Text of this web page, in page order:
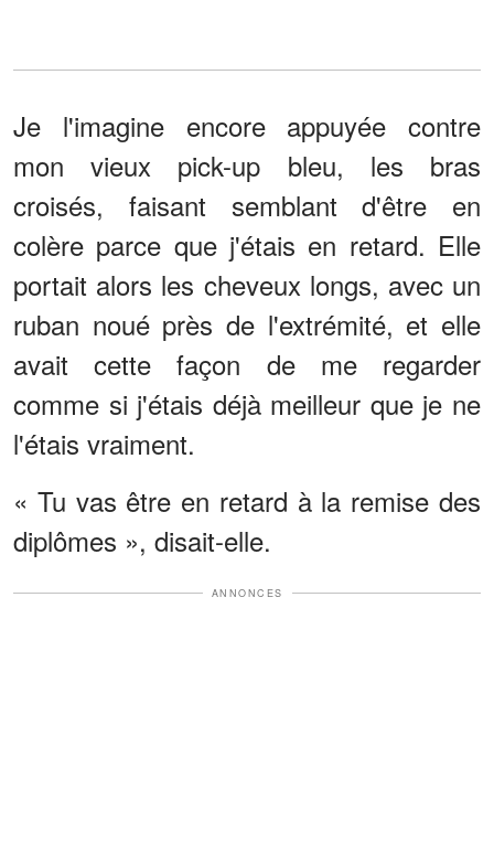
Je l'imagine encore appuyée contre
mon vieux pick-up bleu, les bras
croisés, faisant semblant d'être en
colère parce que j'étais en retard. Elle
portait alors les cheveux longs, avec un
ruban noué près de l'extrémité, et elle
avait cette façon de me regarder
comme si j'étais déjà meilleur que je ne
l'étais vraiment.
« Tu vas être en retard à la remise des
diplômes », disait-elle.
ANNONCES